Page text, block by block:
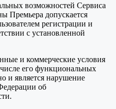
возможностей Сервиса
Премьера допускается
регистрации и
с установленной
и коммерческие условия
его функциональных
и является нарушение
об